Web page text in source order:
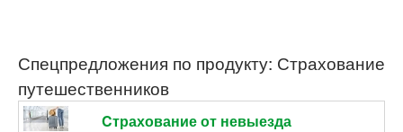
Спецпредложения по продукту: Страхование
путешественников
Cтрахование от невыезда